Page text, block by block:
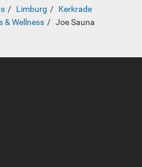
Limburg
Kerkrade
& Wellness Joe Sauna